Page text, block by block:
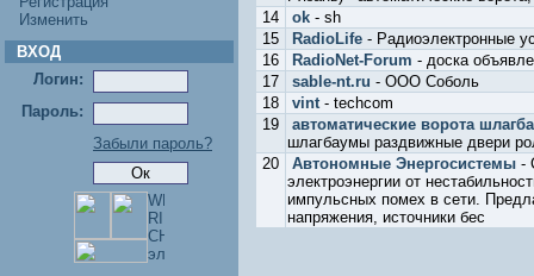
Изменить
ВХОД
Логин:
Пароль:
Забыли пароль?
14
ok - sh
15
RadioLife - Радиоэлектронные
16
RadioNet-Forum - доска
17
sable-nt.ru - ООО Соболь
18
vint- techcom
19
автоматические ворота
шлагбаумы раздвижные двери
20
Автономные Энергосистемы -
электроэнергии от
импульсных помех в сети.
напряжения, источники бес